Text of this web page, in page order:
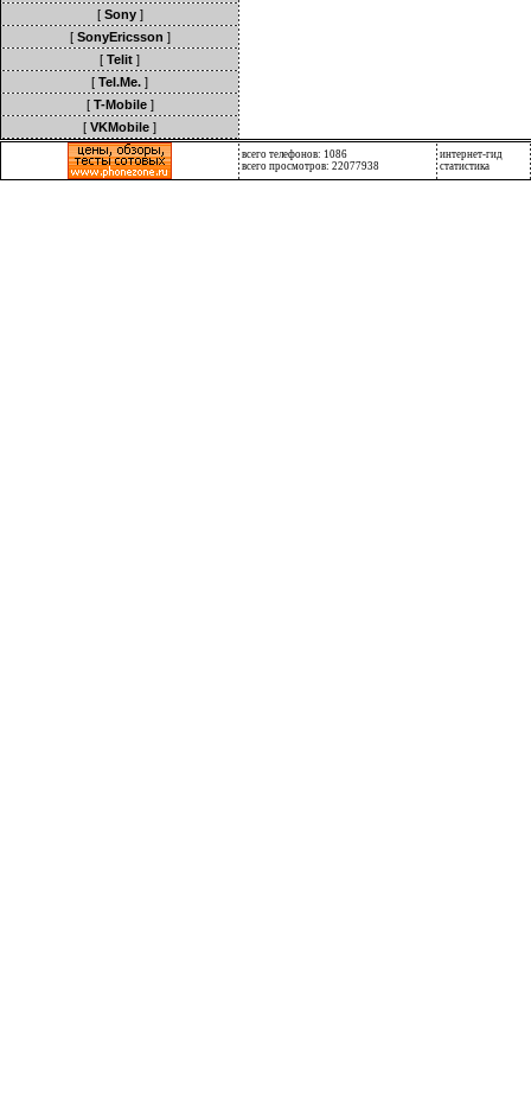
[ Sony]
[ SonyEricsson ]
[ Telit ]
[ Tel.Me. ]
[ T-Mobile]
[ VKMobile ]
всего телефонов: 1086
всего просмотров: 22077938
интернет-гид
статистика